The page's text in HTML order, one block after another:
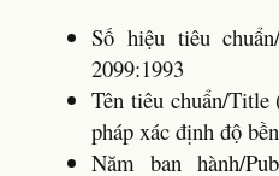
Số hiệu tiêu
2099:1993
Tên tiêu chuẩn/Title
pháp xác định độ
Năm ban hành/